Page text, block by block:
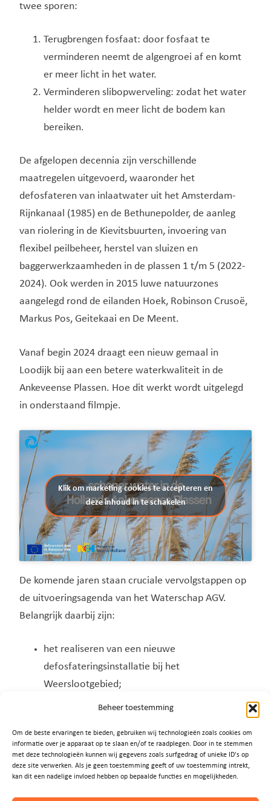
Beheer toestemming
Om de beste ervaringen te bieden, gebruiken wij technologieën zoals cookies om
informatie over je apparaat op te slaan en/of te raadplegen. Door in te stemmen
met deze technologieën kunnen wij gegevens zoals surfgedrag of unieke ID's op
deze site verwerken. Als je geen toestemming geeft of uw toestemming intrekt,
kan dit een nadelige invloed hebben op bepaalde functies en mogelijkheden.
twee sporen:
Terugbrengen fosfaat: door fosfaat te
verminderen neemt de algengroei af en komt
er meer licht in het water.
Verminderen slibopwerveling: zodat het water
helder wordt en meer licht de bodem kan
bereiken.
De afgelopen decennia zijn verschillende
maatregelen uitgevoerd, waaronder het
defosfateren van inlaatwater uit het Amsterdam-
Rijnkanaal (1985) en de Bethunepolder, de aanleg
van riolering in de Kievitsbuurten, invoering van
flexibel peilbeheer, herstel van sluizen en
baggerwerkzaamheden in de plassen 1 t/m 5 (2022-
2024). Ook werden in 2015 luwe natuurzones
aangelegd rond de eilanden Hoek, Robinson Crusoë,
Markus Pos, Geitekaai en De Meent.
Vanaf begin 2024 draagt een nieuw gemaal in
Loodijk bij aan een betere waterkwaliteit in de
Ankeveense Plassen. Hoe dit werkt wordt uitgelegd
in onderstaand filmpje.
Klik om marketing cookies te accepteren en
deze inhoud in te schakelen
De komende jaren staan cruciale vervolgstappen op
de uitvoeringsagenda van het Waterschap AGV.
Belangrijk daarbij zijn:
het realiseren van een nieuwe
defosfateringsinstallatie bij het
Weerslootgebied;
het beheren van de visstand, specifiek het
het aanleggen van luwe zones in de
Loosdrechtse Plassen waar golfslag, stroming
en opwerveling van slib worden beperkt.